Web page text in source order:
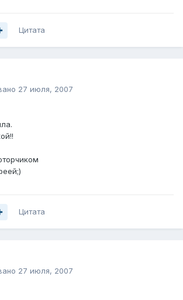
Цитата
27 июля, 2007
Цитата
27 июля, 2007